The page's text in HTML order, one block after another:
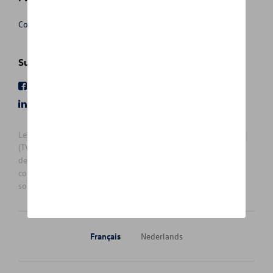
Conditions de vente
Suivez nous
Les prix affichés sur le présent site sont des prix recommandés
(TVAc), hors éventuels frais de montage. Pour connaitre le prix
de vente actuel et les éventuels frais de montage, veuillez
contacter votre concessionnaire/agent. Les prix recommandés
sont sujets à des changements sans préavis.
Français Nederlands